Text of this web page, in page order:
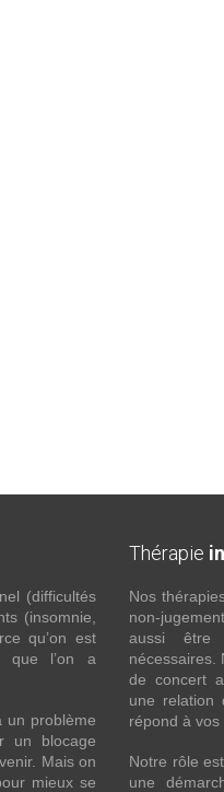
(difficultés
(insomnie,
qu’on est
que l’on a
un problème
un blocage
Mais on
mieux se
Thérapie
Nos
non-
aussi être
nécessaires.
de concert
une relation
répond à vos
Notre rôle
une